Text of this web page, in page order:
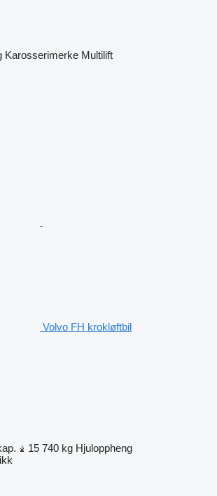
Karosserimerke Multilift
Volvo FH krokløftbil
15 740 kg Hjuloppheng